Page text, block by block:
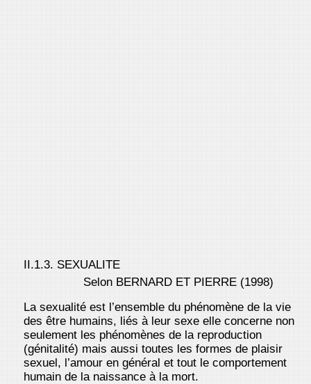
II.1.3. SEXUALITE
Selon BERNARD ET PIERRE (1998)
La sexualité est l’ensemble du phénomène de la vie
des être humains, liés à leur sexe elle concerne non
seulement les phénomènes de la reproduction
(génitalité) mais aussi toutes les formes de plaisir
sexuel, l’amour en général et tout le comportement
humain de la naissance à la mort.